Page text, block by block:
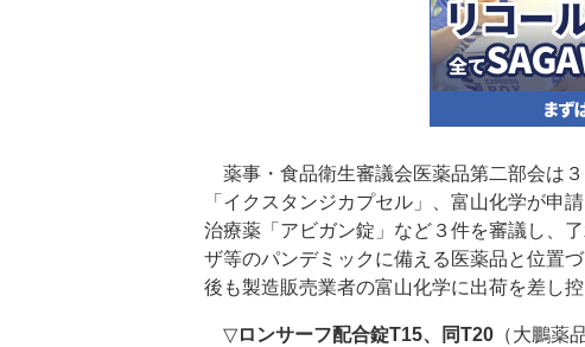
薬事・食品衛生審議会医薬品第二部会は
「イクスタンジカプセル」、富山化学が申
治療薬「アビガン錠」など３件を審議し、
ザ等のパンデミックに備える医薬品と位置
後も製造販売業者の富山化学に出荷を差し控
▽ロンサーフ配合錠T15、同T20 （大鵬薬